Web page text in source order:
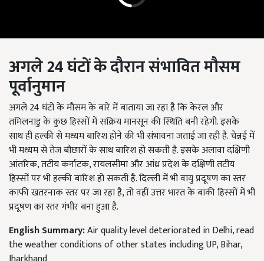
अगले24घंटों के दौरान संभावित मौसम
पूर्वानुमान
अगले 24घंटों के मौसम के बारे में बाताया जा रहा है कि केरल और
तमिलनाडु के कुछ हिस्सों में सक्रिय मानसून की स्थिति बनी रहेगी. इसके
साथ ही हल्की से मध्यम बारिश होने की भी संभावना जताई जा रही है. चेन्नई में
भी मध्यम से तेज बौछारों के साथ बारिश हो सकती है. इसके अलावा दक्षिणी
आंतरिक,तटीय कर्नाटक, रायलसीमा और आंध्र प्रदेश के दक्षिणी तटीय
हिस्सों पर भी हल्की बारिश हो सकती है. दिल्ली में भी वायु प्रदूषण का स्तर
काफी खतरनाक स्तर पर जा रहा है,तो वहीं उत्तर भारत के बाकी हिस्सों में भी
प्रदूषण का स्तर गंभीर बना हुआ है.
English Summary:Air quality level deteriorated in Delhi, read
the weather conditions of other states including UP, Bihar,